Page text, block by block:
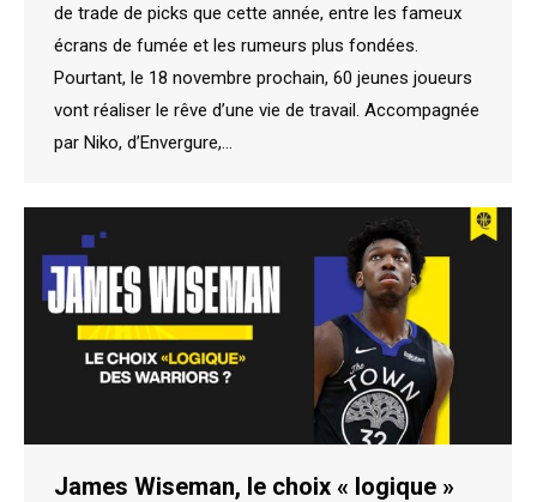
de trade de picks que cette année, entre les fameux
écrans de fumée et les rumeurs plus fondées.
Pourtant, le 18 novembre prochain, 60 jeunes joueurs
vont réaliser le rêve d’une vie de travail. Accompagnée
par Niko, d’Envergure,…
James Wiseman, le choix « logique »